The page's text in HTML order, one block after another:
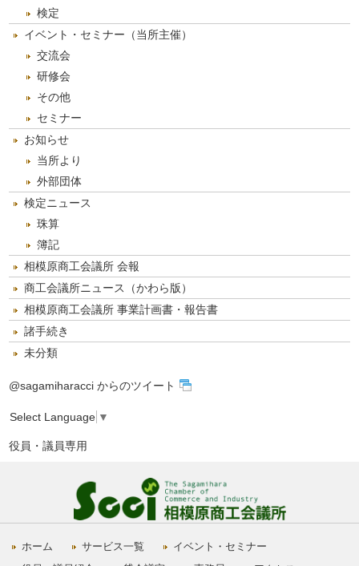
検定
イベント・セミナー（当所主催）
交流会
研修会
その他
セミナー
お知らせ
当所より
外部団体
検定ニュース
珠算
簿記
相模原商工会議所 会報
商工会議所ニュース（かわら版）
相模原商工会議所 事業計画書・報告書
諸手続き
未分類
@sagamiharacci からのツイート
Select Language ▼
役員・議員専用
ホーム サービス一覧
イベント・セミナー